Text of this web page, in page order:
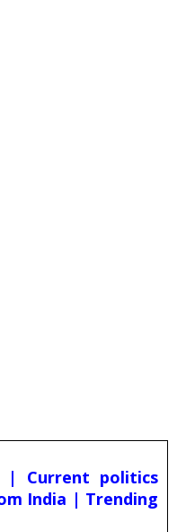
| Current politics
India | Trending